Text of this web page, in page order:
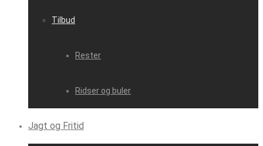
Tilbud
Rester
Ridser og buler
Jagt og Fritid